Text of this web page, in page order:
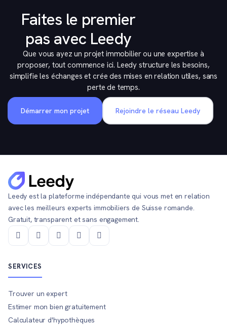
Faites le premier
pas avec Leedy
Que vous ayez un projet immobilier ou une expertise à
proposer, tout commence ici. Leedy structure les besoins,
simplifie les échanges et crée des mises en relation utiles, sans
perte de temps.
Démarrer mon projet Rejoindre le réseau Leedy
Leedy est la plateforme indépendante qui vous met en relation
avec les meilleurs experts immobiliers de Suisse romande.
Gratuit, transparent et sans engagement.
SERVICES
Trouver un expert
Estimer mon bien gratuitement
Calculateur d'hypothèques